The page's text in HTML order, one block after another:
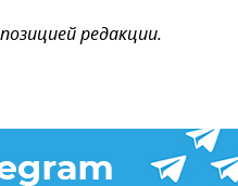
редакции.